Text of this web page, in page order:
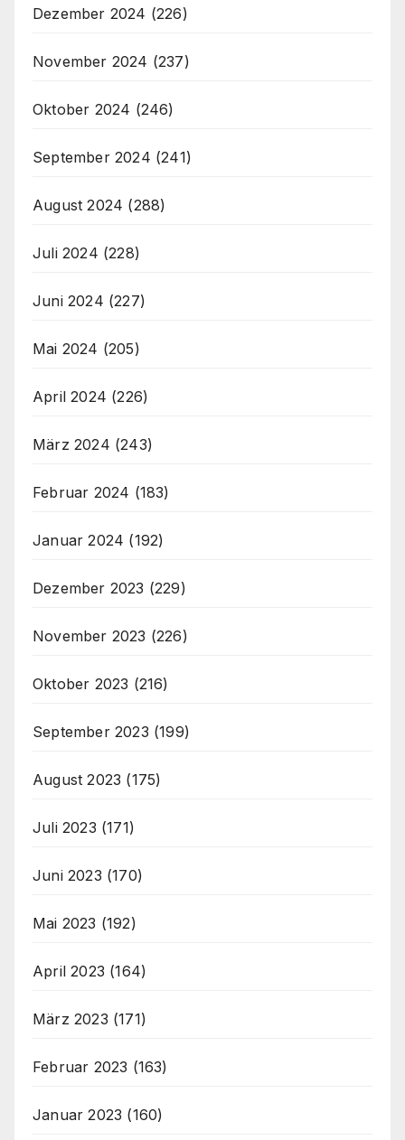
Dezember 2024 (226)
November 2024 (237)
Oktober 2024 (246)
September 2024 (241)
August 2024 (288)
Juli 2024 (228)
Juni 2024 (227)
Mai 2024 (205)
April 2024 (226)
März 2024 (243)
Februar 2024 (183)
Januar 2024 (192)
Dezember 2023 (229)
November 2023 (226)
Oktober 2023 (216)
September 2023 (199)
August 2023 (175)
Juli 2023 (171)
Juni 2023 (170)
Mai 2023 (192)
April 2023 (164)
März 2023 (171)
Februar 2023 (163)
Januar 2023 (160)